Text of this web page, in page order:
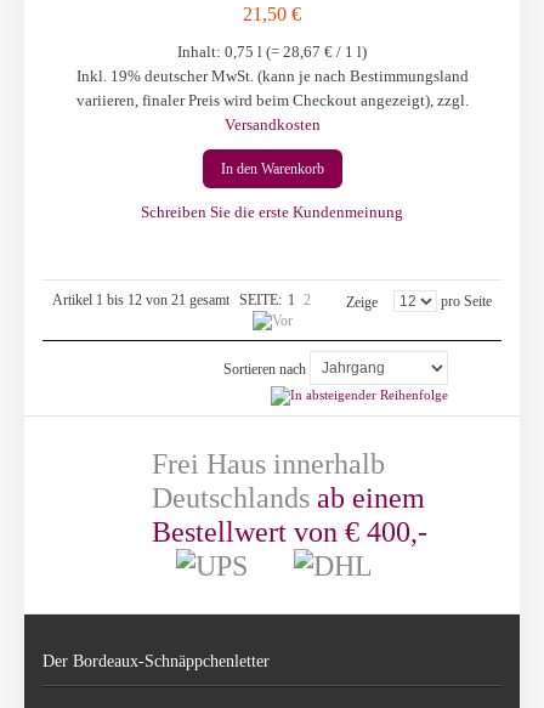
21,50 €
Inhalt: 0,75 l (= 28,67 € / 1 l)
Inkl. 19% deutscher MwSt. (kann je nach Bestimmungsland
variieren, finaler Preis wird beim Checkout angezeigt), zzgl.
Versandkosten
In den Warenkorb
Schreiben Sie die erste Kundenmeinung
Artikel 1 bis 12 von 21 gesamt Zeige pro Seite
SEITE: 1 2
Sortieren nach
Frei Haus innerhalb
Deutschlands ab einem
Bestellwert von € 400,-
Der Bordeaux-Schnäppchenletter